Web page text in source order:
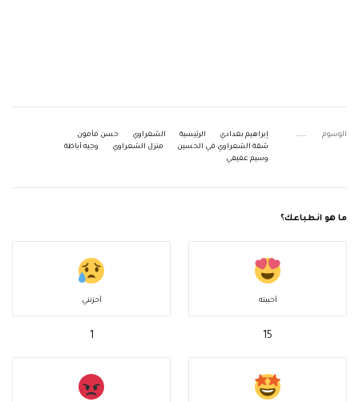
الوسوم إبراهيم بغدادي الرئيسية الشعراوي
حسن مأمون
شقة الشعراوي في الحسين
منزل الشعراوي
وجيه أباظة
وسيم عفيفي
ما هو انطباعك؟
أحببته
15
أحزنني
1